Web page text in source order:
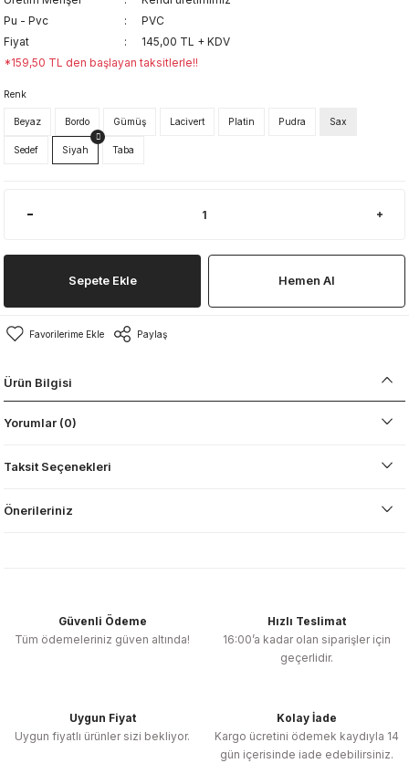
Pu - Pvc
PVC
Fiyat
145,00 TL + KDV
*159,50 TL den başlayan taksitlerle!!
Renk
Beyaz Bordo Gümüş Lacivert Platin Pudra Sax
Sedef Siyah Taba
Sepete Ekle Hemen Al
Paylaş
Ürün Bilgisi
Yorumlar (0)
Taksit Seçenekleri
Önerileriniz
Güvenli Ödeme
Tüm ödemeleriniz güven altında!
Hızlı Teslimat
16:00’a kadar olan siparişler için
geçerlidir.
Uygun Fiyat
Uygun fiyatlı ürünler sizi bekliyor.
Kolay İade
Kargo ücretini ödemek kaydıyla 14
gün içerisinde iade edebilirsiniz.